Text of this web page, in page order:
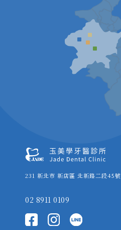
231 新北市 新店區 北新路二段45號
02 8911 0109